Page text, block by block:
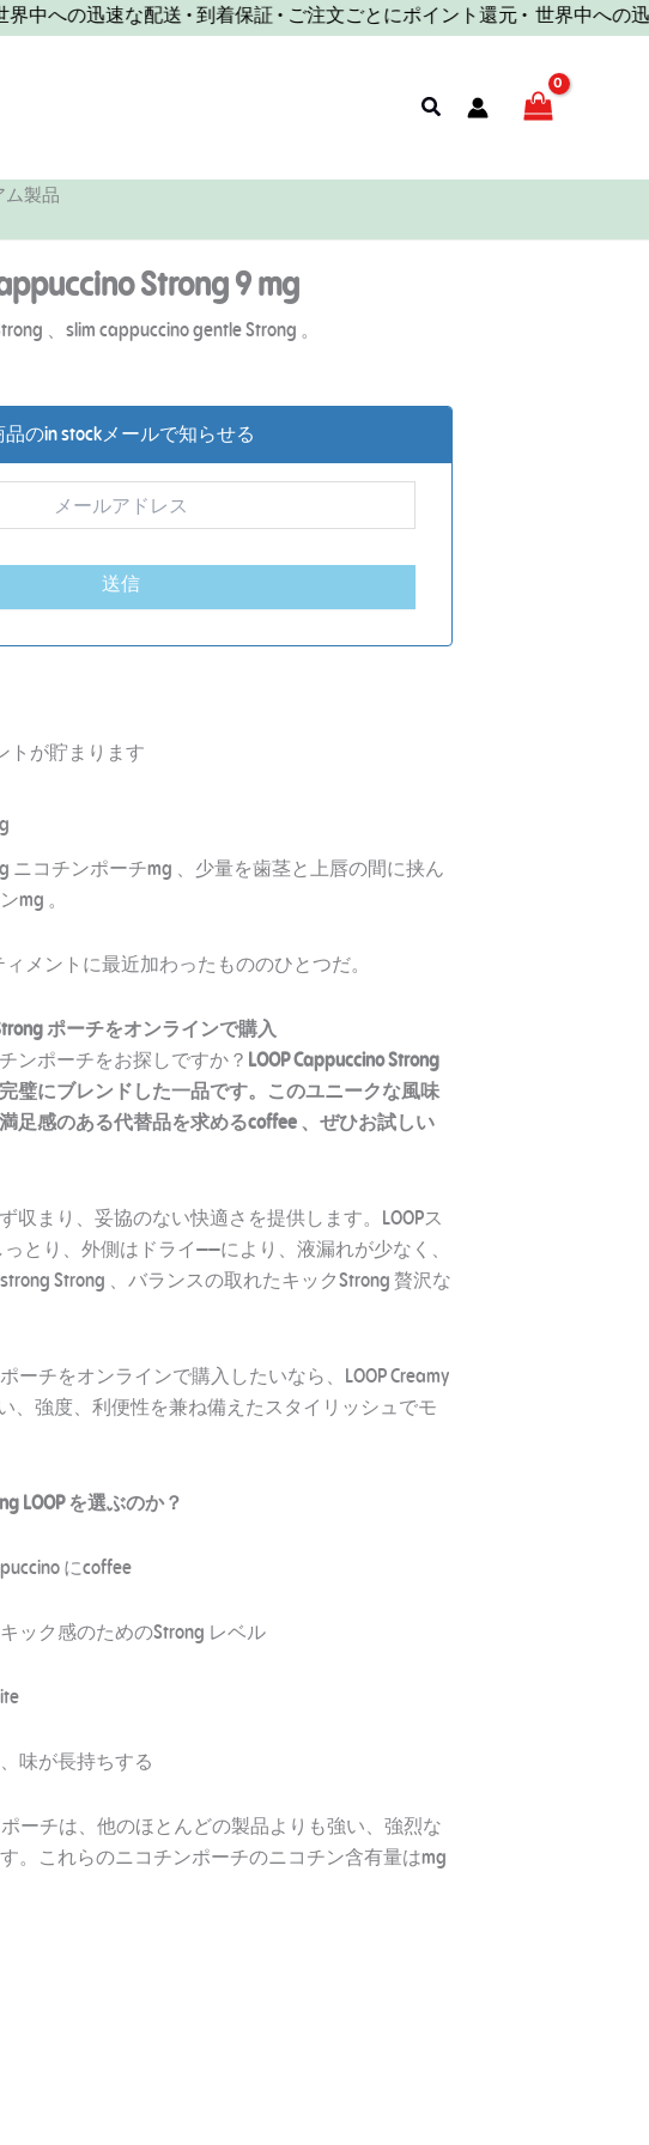
への迅速な配送 • 到着保証 • ご注文ごとにポイント還元 •世界中への迅速
検
製品
Strong 9 mg
、slim cappuccino gentle Strong 。
品のin stockメールで知らせる
送信
トが貯まります
ニコチンポーチmg 、少量を歯茎と上唇の間に挟ん
mg 。
ィメントに最近加わったもののひとつだ。
ポーチをオンラインで購入
ンポーチをお探しですか？ LOOP Cappuccino Strong
璧にブレンドした一品です。このユニークな風味
足感のある代替品を求めるcoffee 、ぜひお試しい
収まり、妥協のない快適さを提供します。LOOPス
とり、外側はドライ——により、液漏れが少なく、
Strong 、バランスの取れたキックStrong 贅沢な
ーチをオンラインで購入したいなら、LOOP Creamy
、強度、利便性を兼ね備えたスタイリッシュでモ
LOOP を選ぶのか？
にcoffee
ック感のためのStrong レベル
味が長持ちする
ポーチは、他のほとんどの製品よりも強い、強烈な
。これらのニコチンポーチのニコチン含有量はmg